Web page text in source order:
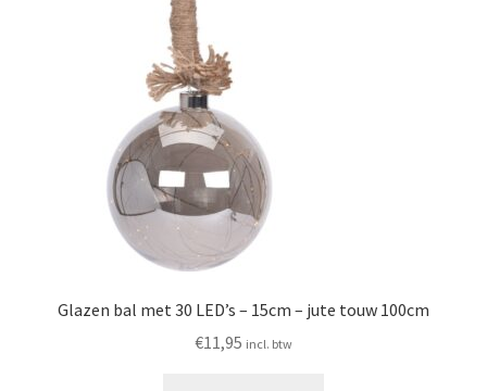
Glazen bal met 30 LED’s – 15cm – jute touw 100cm
€11,95 incl. btw